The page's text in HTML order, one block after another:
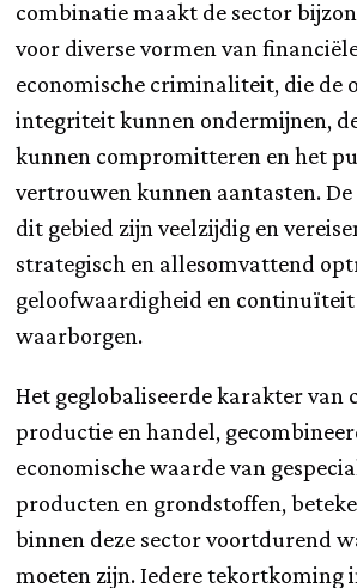
combinatie maakt de sector
voor diverse vormen van
economische criminaliteit, die de
integriteit kunnen ondermijnen,
kunnen compromitteren en het
vertrouwen kunnen aantasten.
dit gebied zijn veelzijdig en
strategisch en allesomvattend
geloofwaardigheid en continuïteit
waarborgen.
Het geglobaliseerde karakter van
productie en handel,
economische waarde van
producten en grondstoffen,
binnen deze sector voortdurend
moeten zijn. Iedere tekortkoming